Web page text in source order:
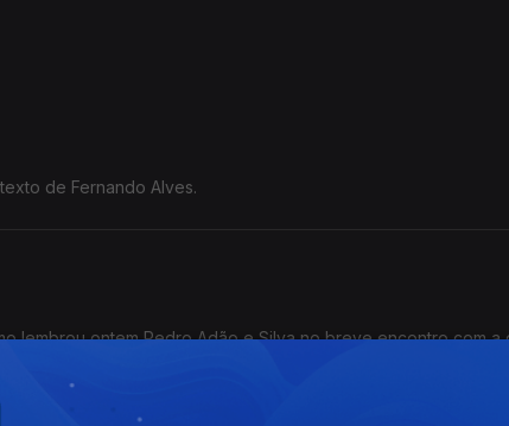
de Fernando Alves.
lembrou ontem Pedro Adão e Silva no breve encontro com a